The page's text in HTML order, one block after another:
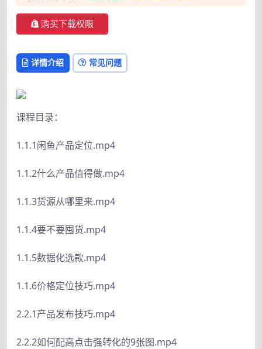
购买下载权限
详情介绍 常见问题
课程目录：
1.1.1闲鱼产品定位.mp4
1.1.2什么产品值得做.mp4
1.1.3货源从哪里来.mp4
1.1.4要不要囤货.mp4
1.1.5数据化选款.mp4
1.1.6价格定位技巧.mp4
2.2.1产品发布技巧.mp4
2.2.2如何配高点击强转化的9张图.mp4